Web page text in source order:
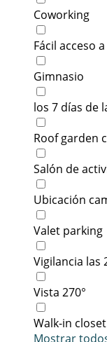
Coworking
Fácil acceso
Gimnasio
los 7 días de
Roof garden
Salón de
Ubicación
Valet parking
Vigilancia las
Vista 270°
Walk-in closet
Mostrar